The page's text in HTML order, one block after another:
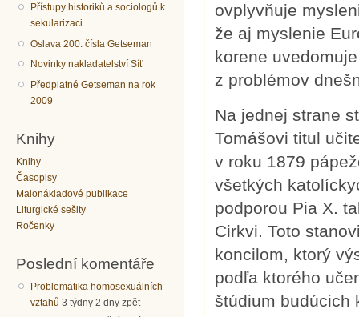
Přístupy historiků a sociologů k
sekularizaci
Oslava 200. čísla Getseman
Novinky nakladatelství Síť
Předplatné Getseman na rok
2009
Knihy
Knihy
Časopisy
Malonákladové publikace
Liturgické sešity
Ročenky
Poslední komentáře
Problematika homosexuálních
vztahů 3 týdny 2 dny zpět
ovplyvňuje
že aj myslenie
korene
z problémov
Na jednej strane
Tomášovi titul
v roku 1879
všetkých
podporou Pia X.
Cirkvi. Toto
koncilom, ktorý
podľa ktorého
štúdium budúcich